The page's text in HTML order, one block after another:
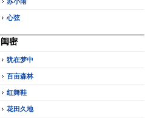
心弦
闺密
犹在梦中
百亩森林
红舞鞋
花田久地